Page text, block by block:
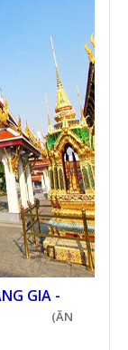
GIA -
ĂN